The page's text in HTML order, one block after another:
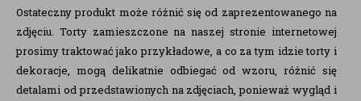
Ostateczny produkt może różnić się od zaprezentowanego na
zdjęciu. Torty zamieszczone na naszej stronie internetowej
prosimy traktować jako przykładowe, a co za tym idzie torty i
dekoracje, mogą delikatnie odbiegać od wzoru, różnić się
detalami od przedstawionych na zdjęciach, ponieważ wygląd i